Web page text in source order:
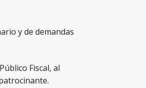
y de demandas
Fiscal, al